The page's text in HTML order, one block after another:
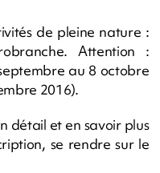
de pleine nature :
Attention :
au 8 octobre
2016).
détail et en savoir plus
se rendre sur le